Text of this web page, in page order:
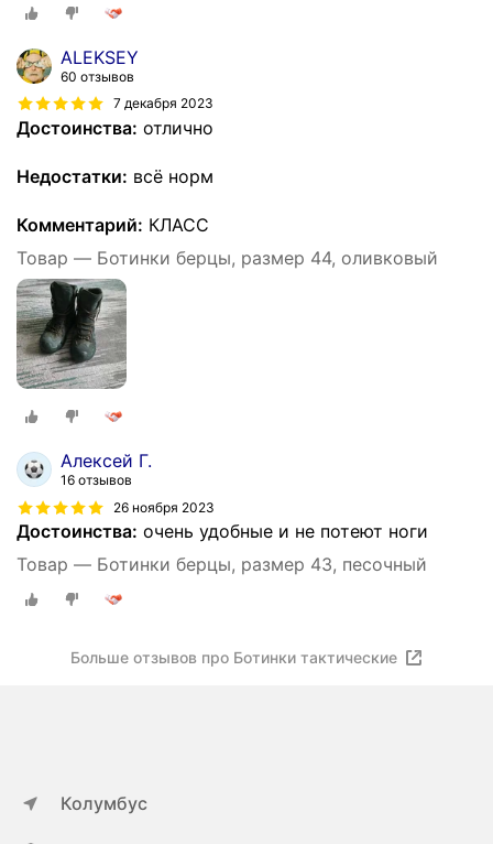
ALEKSEY
60 отзывов
7 декабря 2023
Достоинства: отлично
Недостатки: всё норм
Комментарий: КЛАСС
Товар — Ботинки берцы, размер 44, оливковый
Алексей Г.
16 отзывов
26 ноября 2023
Достоинства: очень удобные и не потеют ноги
Товар — Ботинки берцы, размер 43, песочный
Больше отзывов про Ботинки тактические
Колумбус